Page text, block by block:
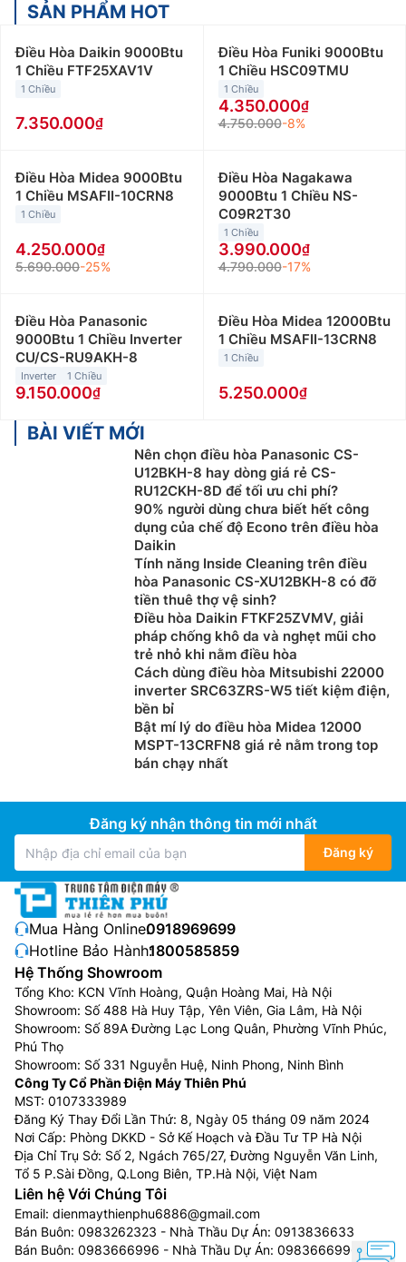
SẢN PHẨM HOT
Điều Hòa Daikin 9000Btu
1 Chiều FTF25XAV1V
1 Chiều
7.350.000
Điều Hòa Funiki 9000Btu
1 Chiều HSC09TMU
1 Chiều
4.350.000
4.750.000-8%
Điều Hòa Midea 9000Btu
1 Chiều MSAFII-10CRN8
1 Chiều
4.250.000
5.690.000-25%
Điều Hòa Nagakawa
9000Btu 1 Chiều NS-
C09R2T30
1 Chiều
3.990.000
4.790.000-17%
Điều Hòa Panasonic
9000Btu 1 Chiều Inverter
CU/CS-RU9AKH-8
Inverter 1 Chiều
9.150.000
Điều Hòa Midea 12000Btu
1 Chiều MSAFII-13CRN8
1 Chiều
5.250.000
BÀI VIẾT MỚI
Nên chọn điều hòa Panasonic CS-
U12BKH-8 hay dòng giá rẻ CS-
RU12CKH-8D để tối ưu chi phí?
90% người dùng chưa biết hết công
dụng của chế độ Econo trên điều hòa
Daikin
Tính năng Inside Cleaning trên điều
hòa Panasonic CS-XU12BKH-8 có đỡ
tiền thuê thợ vệ sinh?
Điều hòa Daikin FTKF25ZVMV, giải
pháp chống khô da và nghẹt mũi cho
trẻ nhỏ khi nằm điều hòa
Cách dùng điều hòa Mitsubishi 22000
inverter SRC63ZRS-W5 tiết kiệm điện,
bền bỉ
Bật mí lý do điều hòa Midea 12000
MSPT-13CRFN8 giá rẻ nằm trong top
bán chạy nhất
Đăng ký nhận thông tin mới nhất
Đăng ký
Mua Hàng Online:0918969699
Hotline Bảo Hành:1800585859
Hệ Thống Showroom
Tổng Kho: KCN Vĩnh Hoàng, Quận Hoàng Mai, Hà Nội
Showroom: Số 488 Hà Huy Tập, Yên Viên, Gia Lâm, Hà Nội
Showroom: Số 89A Đường Lạc Long Quân, Phường Vĩnh Phúc,
Phú Thọ
Showroom: Số 331 Nguyễn Huệ, Ninh Phong, Ninh Bình
Công Ty Cổ Phần Điện Máy Thiên Phú
MST: 0107333989
Đăng Ký Thay Đổi Lần Thứ: 8, Ngày 05 tháng 09 năm 2024
Nơi Cấp: Phòng DKKD - Sở Kế Hoạch và Đầu Tư TP Hà Nội
Địa Chỉ Trụ Sở: Số 2, Ngách 765/27, Đường Nguyễn Văn Linh,
Tổ 5 P.Sài Đồng, Q.Long Biên, TP.Hà Nội, Việt Nam
Liên hệ Với Chúng Tôi
Email: dienmaythienphu6886@gmail.com
Bán Buôn: 0983262323 - Nhà Thầu Dự Án: 0913836633
Bán Buôn: 0983666996 - Nhà Thầu Dự Án: 0983666996